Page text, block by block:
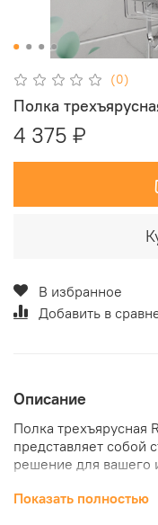
(0)
Полка
4 375 ₽
В избранное
Добавить в
Описание
Полка трехъярусная
представляет собой
решение для вашего
обеспечивает не
Показать полностью